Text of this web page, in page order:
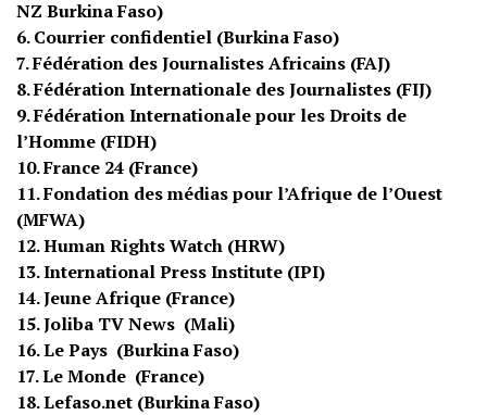
NZ Burkina Faso)
6. Courrier confidentiel (Burkina Faso)
7. Fédération des Journalistes Africains (FAJ)
8. Fédération Internationale des Journalistes (FIJ)
9. Fédération Internationale pour les Droits de
l’Homme (FIDH)
10. France 24 (France)
11. Fondation des médias pour l’Afrique de l’Ouest
(MFWA)
12. Human Rights Watch (HRW)
13. International Press Institute (IPI)
14. Jeune Afrique (France)
15. Joliba TV News (Mali)
16. Le Pays (Burkina Faso)
17. Le Monde (France)
18. Lefaso.net (Burkina Faso)